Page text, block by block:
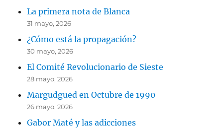
La primera nota de Blanca
31 mayo, 2026
¿Cómo está la propagación?
30 mayo, 2026
El Comité Revolucionario de Sieste
28 mayo, 2026
Margudgued en Octubre de 1990
26 mayo, 2026
Gabor Maté y las adicciones